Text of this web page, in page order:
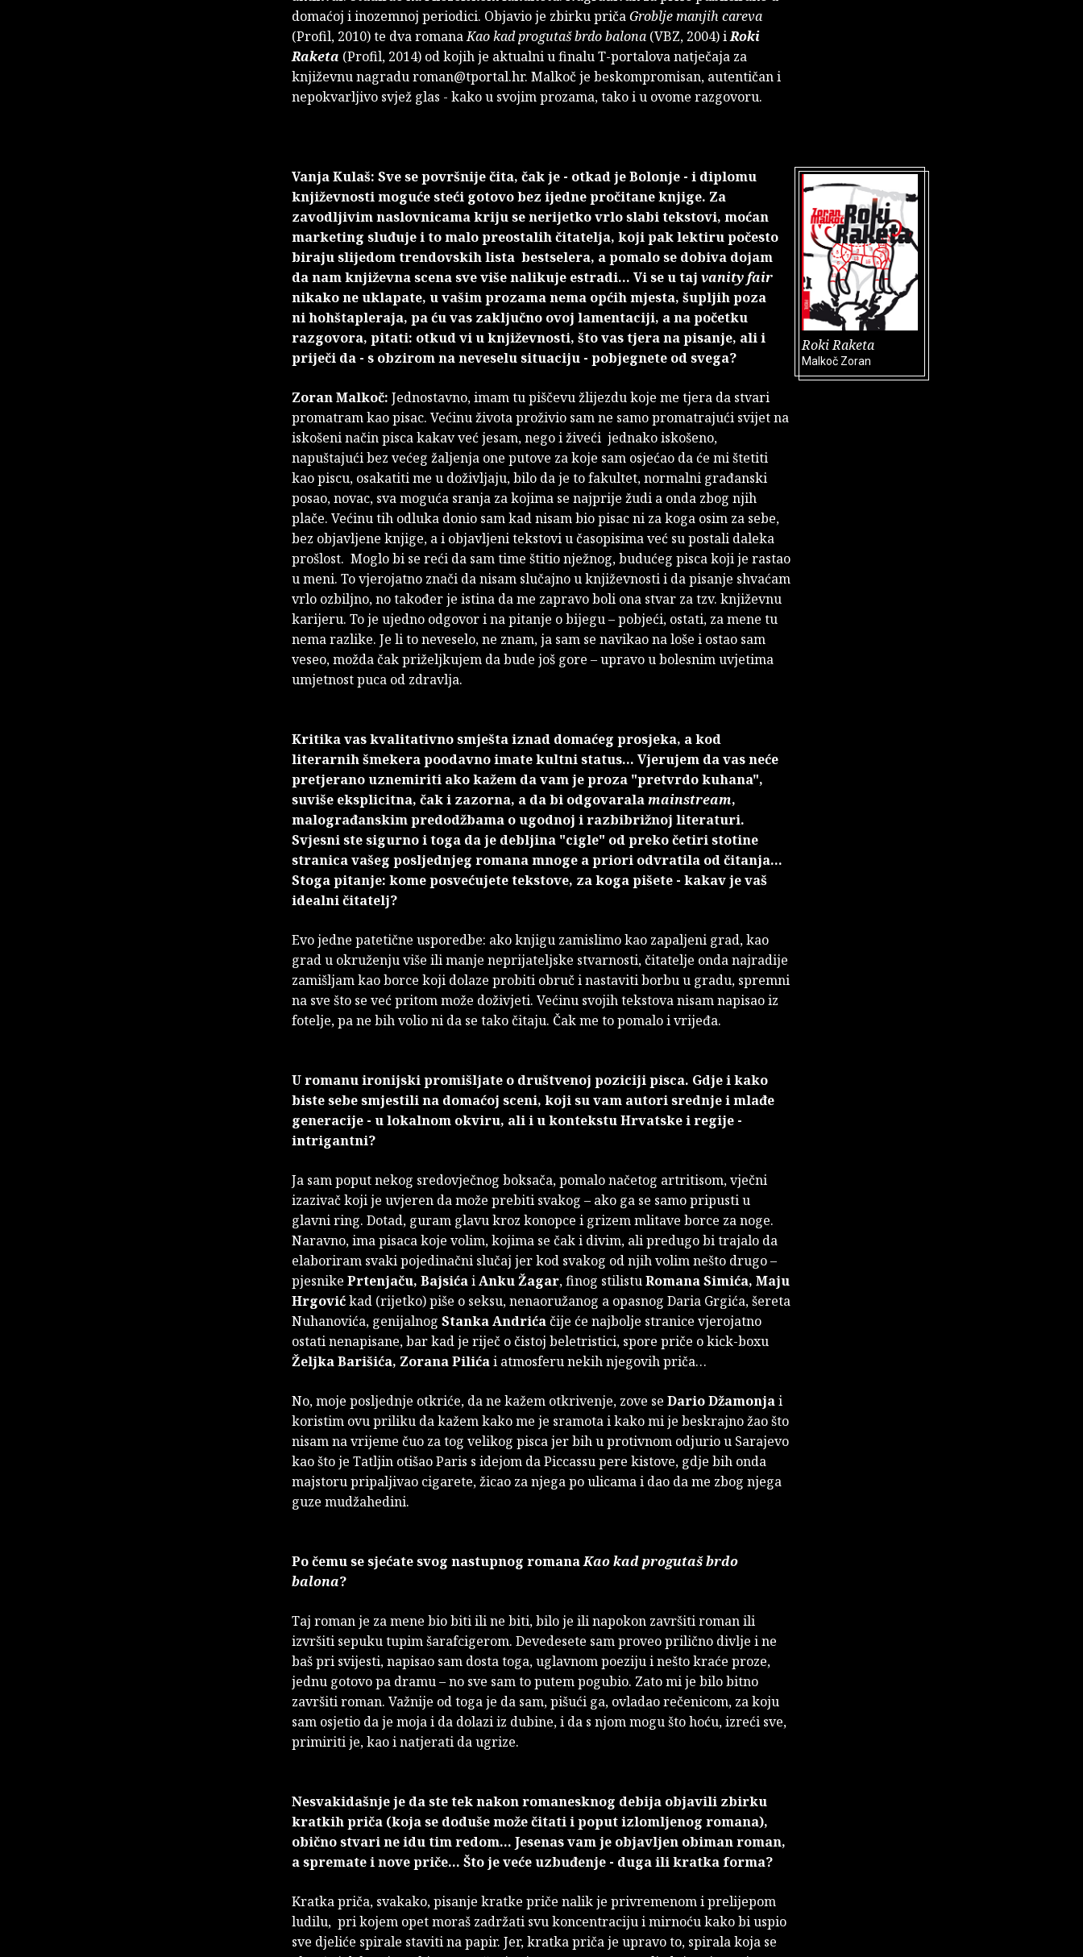
domaćoj i inozemnoj periodici. Objavio je zbirku pričaGroblje manjih careva
(Profil, 2010) te dva romanaKao kad progutaš brdo balona (VBZ, 2004) iRoki
Raketa (Profil, 2014) od kojih je aktualni u finalu T-portalova natječaja za
književnu nagradu roman@tportal.hr. Malkoč je beskompromisan, autentičan i
nepokvarljivo svjež glas - kako u svojim prozama, tako i u ovome razgovoru.
Roki Raketa
Malkoč Zoran
Vanja Kulaš: Sve se površnije čita, čak je - otkad je Bolonje - i diplomu
književnosti moguće steći gotovo bez ijedne pročitane knjige. Za
zavodljivim naslovnicama kriju se nerijetko vrlo slabi tekstovi, moćan
marketing sluđuje i to malo preostalih čitatelja, koji pak lektiru počesto
biraju slijedom trendovskih lista bestselera, a pomalo se dobiva dojam
da nam književna scena sve više nalikuje estradi... Vi se u taj vanity fair
nikako ne uklapate, u vašim prozama nema općih mjesta, šupljih poza
ni hohštapleraja, pa ću vas zaključno ovoj lamentaciji, a na početku
razgovora, pitati: otkud vi u književnosti, što vas tjera na pisanje, ali i
priječi da - s obzirom na neveselu situaciju - pobjegnete od svega?
Zoran Malkoč: Jednostavno, imam tu piščevu žlijezdu koje me tjera da stvari
promatram kao pisac. Većinu života proživio sam ne samo promatrajući svijet na
iskošeni način pisca kakav već jesam, nego i živeći jednako iskošeno,
napuštajući bez većeg žaljenja one putove za koje sam osjećao da će mi štetiti
kao piscu, osakatiti me u doživljaju, bilo da je to fakultet, normalni građanski
posao, novac, sva moguća sranja za kojima se najprije žudi a onda zbog njih
plače. Većinu tih odluka donio sam kad nisam bio pisac ni za koga osim za sebe,
bez objavljene knjige, a i objavljeni tekstovi u časopisima već su postali daleka
prošlost. Moglo bi se reći da sam time štitio nježnog, budućeg pisca koji je rastao
u meni. To vjerojatno znači da nisam slučajno u književnosti i da pisanje shvaćam
vrlo ozbiljno, no također je istina da me zapravo boli ona stvar za tzv. književnu
karijeru. To je ujedno odgovor i na pitanje o bijegu – pobjeći, ostati, za mene tu
nema razlike. Je li to neveselo, ne znam, ja sam se navikao na loše i ostao sam
veseo, možda čak priželjkujem da bude još gore – upravo u bolesnim uvjetima
umjetnost puca od zdravlja.
Kritika vas kvalitativno smješta iznad domaćeg prosjeka, a kod
literarnih šmekera poodavno imate kultni status... Vjerujem da vas neće
pretjerano uznemiriti ako kažem da vam je proza "pretvrdo kuhana",
suviše eksplicitna, čak i zazorna, a da bi odgovaralamainstream,
malograđanskim predodžbama o ugodnoj i razbibrižnoj literaturi.
Svjesni ste sigurno i toga da je debljina "cigle" od preko četiri stotine
stranica vašeg posljednjeg romana mnoge a priori odvratila od čitanja...
Stoga pitanje: kome posvećujete tekstove, za koga pišete - kakav je vaš
idealni čitatelj?
Evo jedne patetične usporedbe: ako knjigu zamislimo kao zapaljeni grad, kao
grad u okruženju više ili manje neprijateljske stvarnosti, čitatelje onda najradije
zamišljam kao borce koji dolaze probiti obruč i nastaviti borbu u gradu, spremni
na sve što se već pritom može doživjeti. Većinu svojih tekstova nisam napisao iz
fotelje, pa ne bih volio ni da se tako čitaju. Čak me to pomalo i vrijeđa.
U romanu ironijski promišljate o društvenoj poziciji pisca. Gdje i kako
biste sebe smjestili na domaćoj sceni, koji su vam autori srednje i mlađe
generacije - u lokalnom okviru, ali i u kontekstu Hrvatske i regije -
intrigantni?
Ja sam poput nekog sredovječnog boksača, pomalo načetog artritisom, vječni
izazivač koji je uvjeren da može prebiti svakog – ako ga se samo pripusti u
glavni ring. Dotad, guram glavu kroz konopce i grizem mlitave borce za noge.
Naravno, ima pisaca koje volim, kojima se čak i divim, ali predugo bi trajalo da
elaboriram svaki pojedinačni slučaj jer kod svakog od njih volim nešto drugo –
pjesnike Prtenjaču, BajsićaiAnku Žagar, finog stilistuRomana Simića, Maju
Hrgovićkad (rijetko) piše o seksu, nenaoružanog a opasnog Daria Grgića, šereta
Nuhanovića, genijalnog Stanka Andrićačije će najbolje stranice vjerojatno
ostati nenapisane, bar kad je riječ o čistoj beletristici, spore priče o kick-boxu
Željka Barišića, Zorana Pilićai atmosferu nekih njegovih priča…
No, moje posljednje otkriće, da ne kažem otkrivenje, zove se Dario Džamonjai
koristim ovu priliku da kažem kako me je sramota i kako mi je beskrajno žao što
nisam na vrijeme čuo za tog velikog pisca jer bih u protivnom odjurio u Sarajevo
kao što je Tatljin otišao Paris s idejom da Piccassu pere kistove, gdje bih onda
majstoru pripaljivao cigarete, žicao za njega po ulicama i dao da me zbog njega
guze mudžahedini.
Po čemu se sjećate svog nastupnog romanaKao kad progutaš brdo
balona?
Taj roman je za mene bio biti ili ne biti, bilo je ili napokon završiti roman ili
izvršiti sepuku tupim šarafcigerom. Devedesete sam proveo prilično divlje i ne
baš pri svijesti, napisao sam dosta toga, uglavnom poeziju i nešto kraće proze,
jednu gotovo pa dramu – no sve sam to putem pogubio. Zato mi je bilo bitno
završiti roman. Važnije od toga je da sam, pišući ga, ovladao rečenicom, za koju
sam osjetio da je moja i da dolazi iz dubine, i da s njom mogu što hoću, izreći sve,
primiriti je, kao i natjerati da ugrize.
Nesvakidašnje je da ste tek nakon romanesknog debija objavili zbirku
kratkih priča (koja se doduše može čitati i poput izlomljenog romana),
obično stvari ne idu tim redom... Jesenas vam je objavljen obiman roman,
a spremate i nove priče... Što je veće uzbuđenje - duga ili kratka forma?
Kratka priča, svakako, pisanje kratke priče nalik je privremenom i prelijepom
ludilu, pri kojem opet moraš zadržati svu koncentraciju i mirnoću kako bi uspio
sve djeliće spirale staviti na papir. Jer, kratka priča je upravo to, spirala koja se